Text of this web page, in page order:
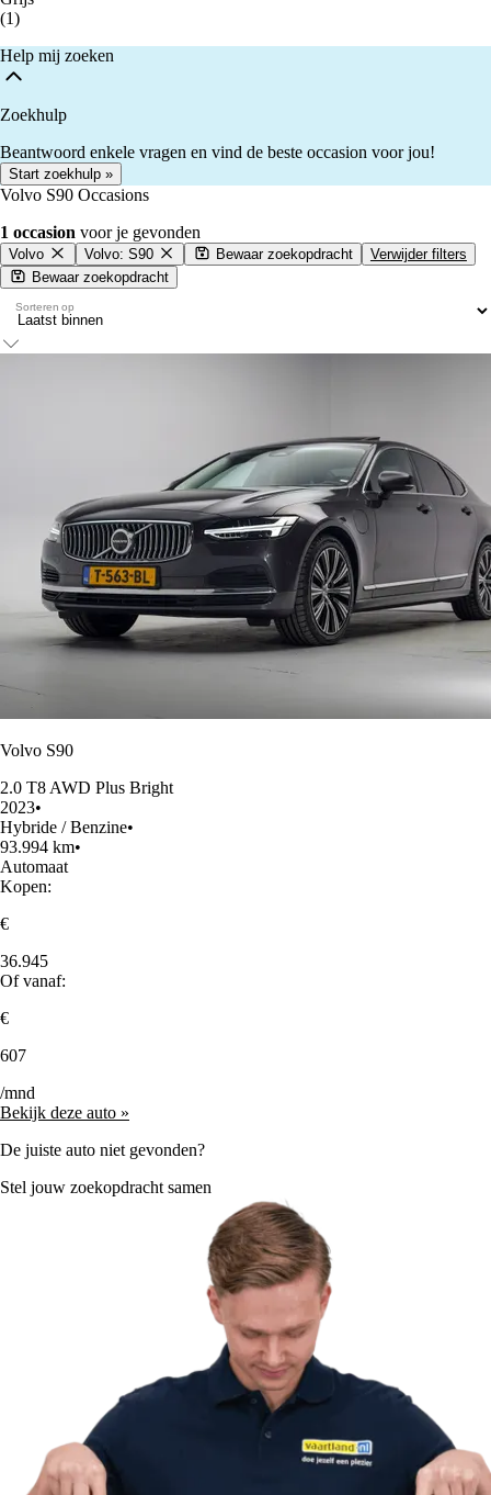
(1)
Help mij zoeken
Zoekhulp
Beantwoord enkele vragen en vind de beste occasion voor jou!
Start zoekhulp »
Volvo S90 Occasions
1 occasion voor je gevonden
Volvo Volvo: S90 Bewaar zoekopdracht
Verwijder filters
Bewaar zoekopdracht
Sorteren op
Volvo S90
2.0 T8 AWD Plus Bright
2023•
Hybride / Benzine•
93.994 km•
Automaat
Kopen:
€
36.945
Of vanaf:
€
607
/mnd
Bekijk deze auto »
De juiste auto niet gevonden?
Stel jouw zoekopdracht samen